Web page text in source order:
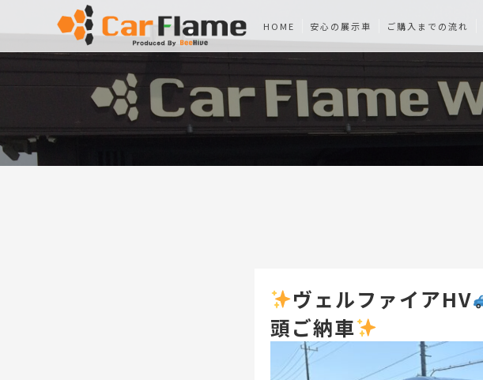
HOME 安心の展示車 ご購入までの流れ
ヴェルファイアHV
頭ご納車